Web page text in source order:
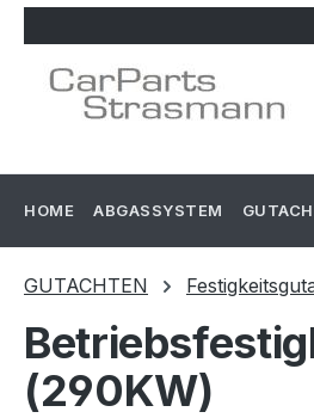
HOME ABGASSYSTEM
GUTACHTEN
(290KW)